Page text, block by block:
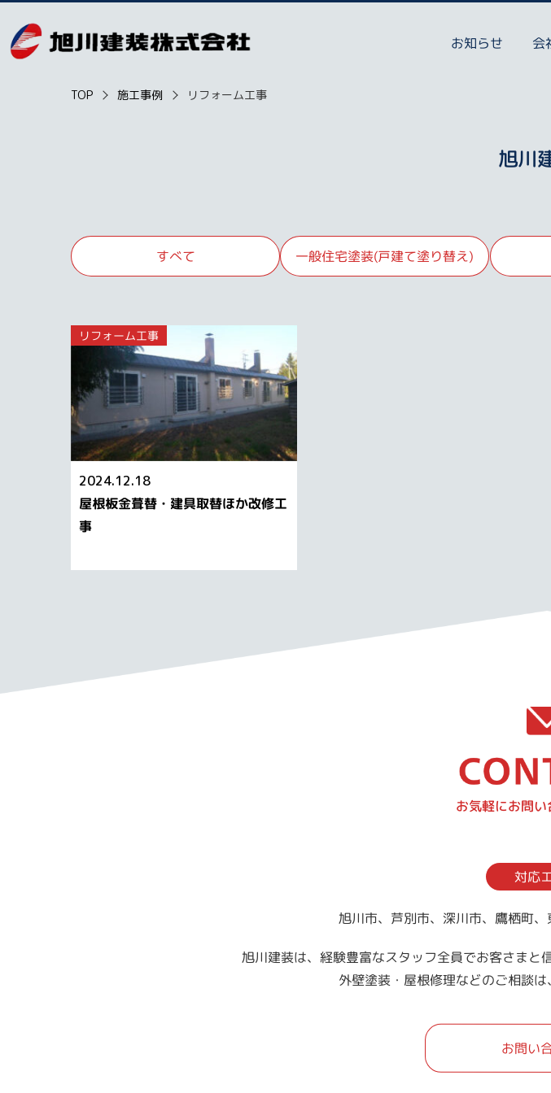
お知らせ 会
TOP 施工事例 リフォーム工事
旭川
すべて 一般住宅塗装(戸建て塗り替え)
リフォーム工事
2024.12.18
屋根板金葺替・建具取替ほか改修工
事
お気軽にお問
対応
旭川市、芦別市、深川市、鷹栖町
旭川建装は、経験豊富なスタッフ全員でお客さまと
外壁塗装・屋根修理などのご相談
お問い